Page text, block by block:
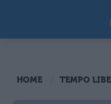
HOME TEMPO